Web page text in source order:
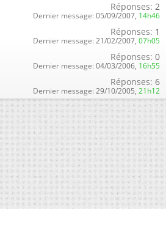
Réponses: 2
Dernier message: 05/09/2007, 14h46
Réponses: 1
Dernier message: 21/02/2007, 07h05
Réponses: 0
Dernier message: 04/03/2006, 16h55
Réponses: 6
Dernier message: 29/10/2005, 21h12